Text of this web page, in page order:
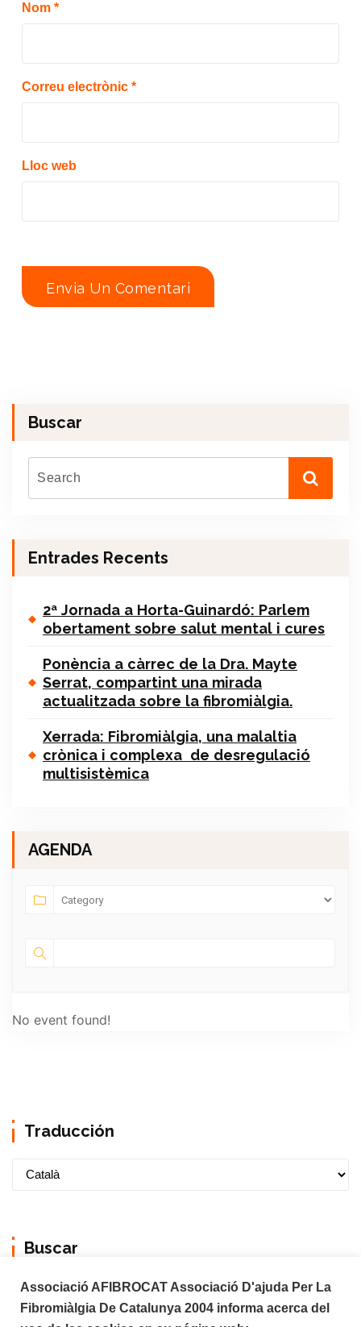
Nom *
Correu electrònic *
Lloc web
Buscar
Entrades Recents
2ª Jornada a Horta-Guinardó: Parlem
obertament sobre salut mental i cures
Ponència a càrrec de la Dra. Mayte
Serrat, compartint una mirada
actualitzada sobre la fibromiàlgia.
Xerrada: Fibromiàlgia, una malaltia
crònica i complexa de desregulació
multisistèmica
AGENDA
No event found!
Traducción
Buscar
Associació AFIBROCAT Associació D'ajuda Per La
Fibromiàlgia De Catalunya 2004 informa acerca del